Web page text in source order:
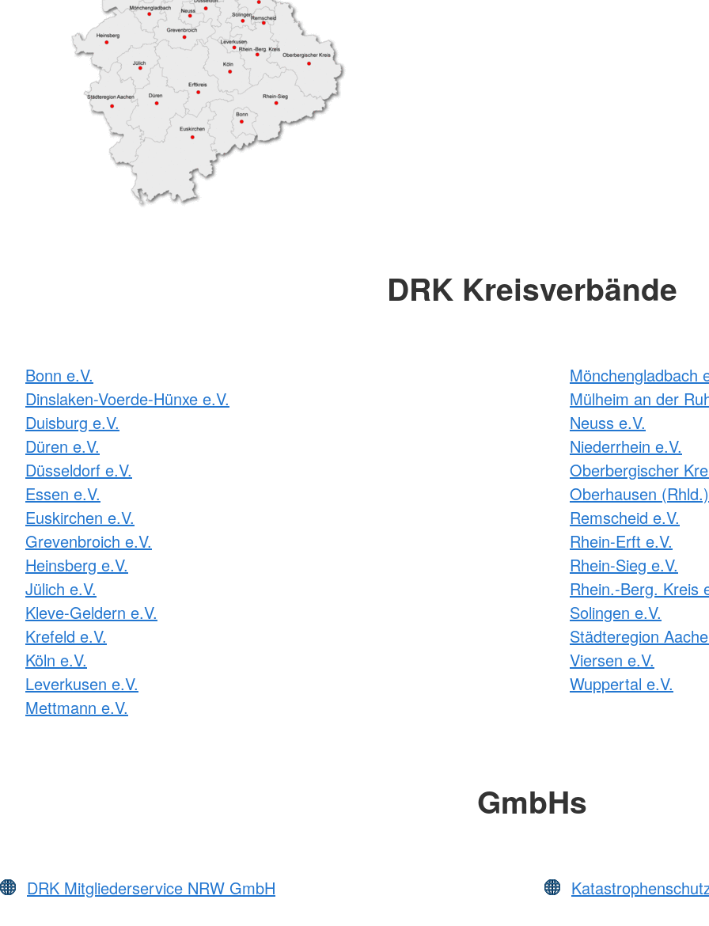
DRK Kreisverbände
Bonn e.V.
Dinslaken-Voerde-Hünxe e.V.
Duisburg e.V.
Düren e.V.
Düsseldorf e.V.
Essen e.V.
Euskirchen e.V.
Grevenbroich e.V.
Heinsberg e.V.
Jülich e.V.
Kleve-Geldern e.V.
Krefeld e.V.
Köln e.V.
Leverkusen e.V.
Mettmann e.V.
Mönchengladbach
Mülheim an der
Neuss e.V.
Niederrhein e.V.
Oberbergischer
Oberhausen
Remscheid e.V.
Rhein-Erft e.V.
Rhein-Sieg e.V.
Rhein.-Berg. Kreis
Solingen e.V.
Städteregion
Viersen e.V.
Wuppertal e.V.
GmbHs
DRK Mitgliederservice NRW GmbH